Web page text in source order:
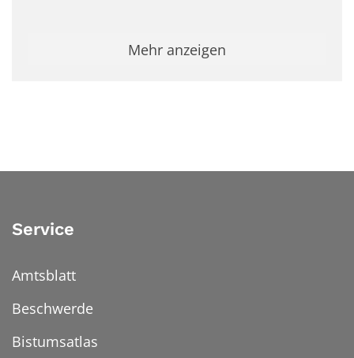
Mehr anzeigen
Service
Amtsblatt
Beschwerde
Bistumsatlas